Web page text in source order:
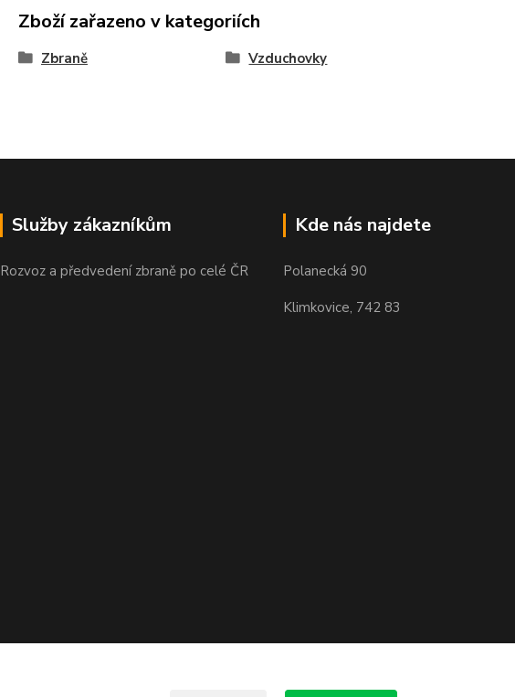
Zboží zařazeno v kategoriích
Zbraně Vzduchovky
Služby zákazníkům
Rozvoz a předvedení zbraně po celé ČR
Kde nás najdete
Polanecká 90
Klimkovice, 742 83